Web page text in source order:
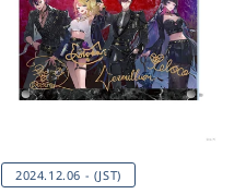
2024.12.06 - (JST)